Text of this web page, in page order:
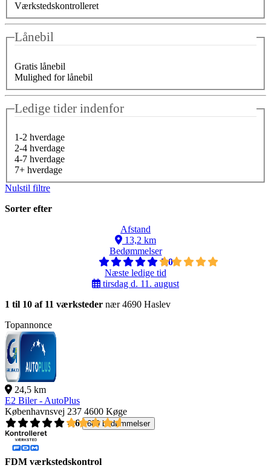
Værkstedskontrolleret
Lånebil
Gratis lånebil
Mulighed for lånebil
Ledige tider indenfor
1-2 hverdage
2-4 hverdage
4-7 hverdage
7+ hverdage
Nulstil filtre
Sorter efter
Afstand
13,2 km
Bedømmelser
5,0
Næste ledige tid
tirsdag d. 11. august
1 til 10 af 11 værksteder nær 4690 Haslev
Topannonce
24,5 km
E2 Biler - AutoPlus
Københavnsvej 237 4600 Køge
4,6
689 bedømmelser
FDM værkstedskontrol